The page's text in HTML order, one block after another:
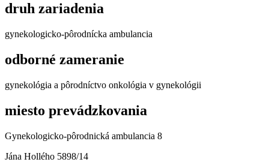
druh zariadenia
gynekologicko-pôrodnícka ambulancia
odborné zameranie
gynekológia a pôrodníctvo onkológia v gynekológii
miesto prevádzkovania
Gynekologicko-pôrodnická ambulancia 8
Jána Hollého 5898/14